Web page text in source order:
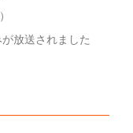
放送されました